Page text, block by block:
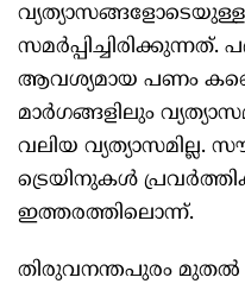
വ്യത്യാസങ്ങളോടെയുള്ള
ആവശ്യമായ പണം
മാർഗങ്ങളിലും
വലിയ വ്യത്യാസമില്ല.
ട്രെയിനുകൾ
ഇത്തരത്തിലൊന്ന്.
തിരുവനന്തപുരം മുതൽ